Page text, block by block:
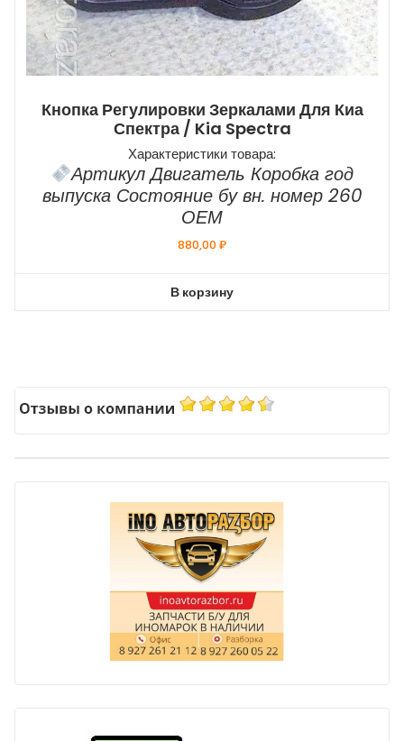
Кнопка Регулировки Зеркалами Для Киа
Спектра / Kia Spectra
Характеристики товара:
Артикул Двигатель Коробка год
выпуска Состояние бу вн. номер 260
ОЕМ
880,00₽
В корзину